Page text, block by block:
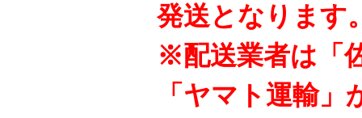
発送となります
※配送業者は「
「ヤマト運輸